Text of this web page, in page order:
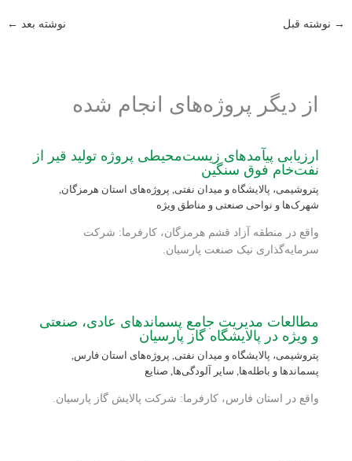
→ نوشته قبل نوشته بعد ←
از دیگر پروژه‌های انجام شده
ارزیابی پی‏آمدهای زیست‌محیطی پروژه تولید قیر از
نفت‌خام فوق سنگین
پتروشیمی، پالایشگاه و میدان نفتی, پروژه‌های استان هرمزگان,
شهرک‌ها و نواحی صنعتی و مناطق ویژه
واقع در منطقه آزاد قشم هرمزگان، کارفرما: شرکت
سرمایه‌گذاری نیک صنعت پارسیان.
مطالعات مدیریت جامع پسماندهای عادی، صنعتی
و ویژه در پالایشگاه گاز پارسیان
پتروشیمی، پالایشگاه و میدان نفتی, پروژه‌های استان فارس,
پسماندها و باطله‌ها, سایر آلودگی‌ها, صنایع
واقع در استان فارس، کارفرما: شرکت پالایش گاز پارسیان.